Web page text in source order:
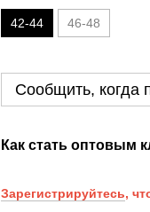
42-44 46-48
Сообщить, когда
Как стать оптовым
Зарегистрируйтесь,